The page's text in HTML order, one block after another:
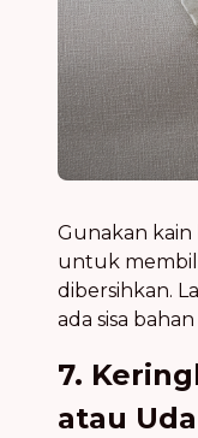
Gunakan kain
untuk
dibersihkan.
ada sisa
7.
atau